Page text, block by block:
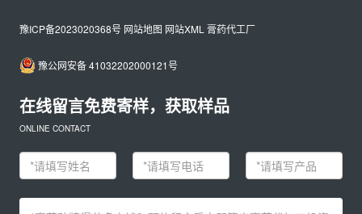
豫ICP备2023020368号 网站地图 网站XML 膏药代工厂
豫公网安备 41032202000121号
在线留言免费寄样，获取样品
ONLINE CONTACT